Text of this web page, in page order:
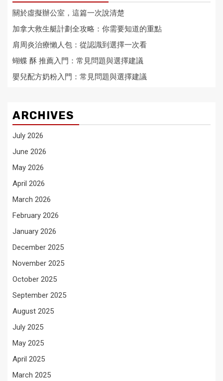
關於虛擬辦公室，這篇一次說清楚
加拿大救生艇計劃全攻略：你需要知道的重點
肩周炎治療懶人包：從認識到選擇一次看
蝴蝶 酥 推薦入門：常見問題與選擇建議
嬰兒配方奶粉入門：常見問題與選擇建議
ARCHIVES
July 2026
June 2026
May 2026
April 2026
March 2026
February 2026
January 2026
December 2025
November 2025
October 2025
September 2025
August 2025
July 2025
May 2025
April 2025
March 2025